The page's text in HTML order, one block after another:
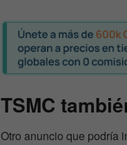
TSMC
Otro anuncio que podría